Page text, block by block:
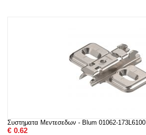
Συστηματα Μεντεσεδων - Blum 01062-173L6100
€ 0.62